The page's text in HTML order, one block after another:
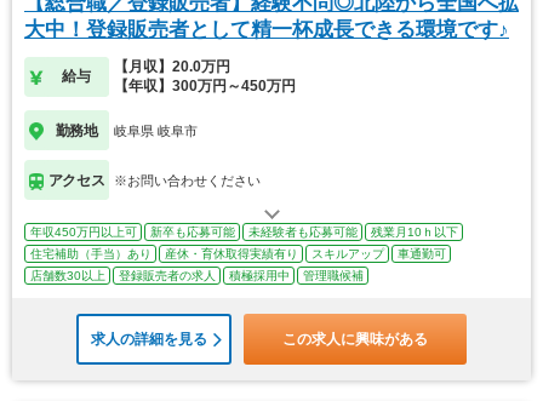
大中！登録販売者として精一杯成長できる環境です♪
給与
【月収】20.0万円
【年収】300万円～450万円
勤務地 岐阜県 岐阜市
アクセス ※お問い合わせください
年収450万円以上可 新卒も応募可能 未経験者も応募可能
残業月10ｈ以下
住宅補助（手当）あり
産休・育休取得実績有り スキルアップ
車通勤可
店舗数30以上
登録販売者の求人 積極採用中 管理職候補
求人の詳細を見る この求人に興味がある